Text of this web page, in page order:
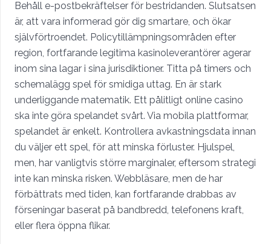
Behåll e-postbekräftelser för bestridanden. Slutsatsen
är, att vara informerad gör dig smartare, och ökar
självförtroendet. Policytillämpningsområden efter
region, fortfarande legitima kasinoleverantörer agerar
inom sina lagar i sina jurisdiktioner. Titta på timers och
schemalägg spel för smidiga uttag. En är stark
underliggande matematik. Ett pålitligt online casino
ska inte göra spelandet svårt. Via mobila plattformar,
spelandet är enkelt. Kontrollera avkastningsdata innan
du väljer ett spel, för att minska förluster. Hjulspel,
men, har vanligtvis större marginaler, eftersom strategi
inte kan minska risken. Webbläsare, men de har
förbättrats med tiden, kan fortfarande drabbas av
förseningar baserat på bandbredd, telefonens kraft,
eller flera öppna flikar.